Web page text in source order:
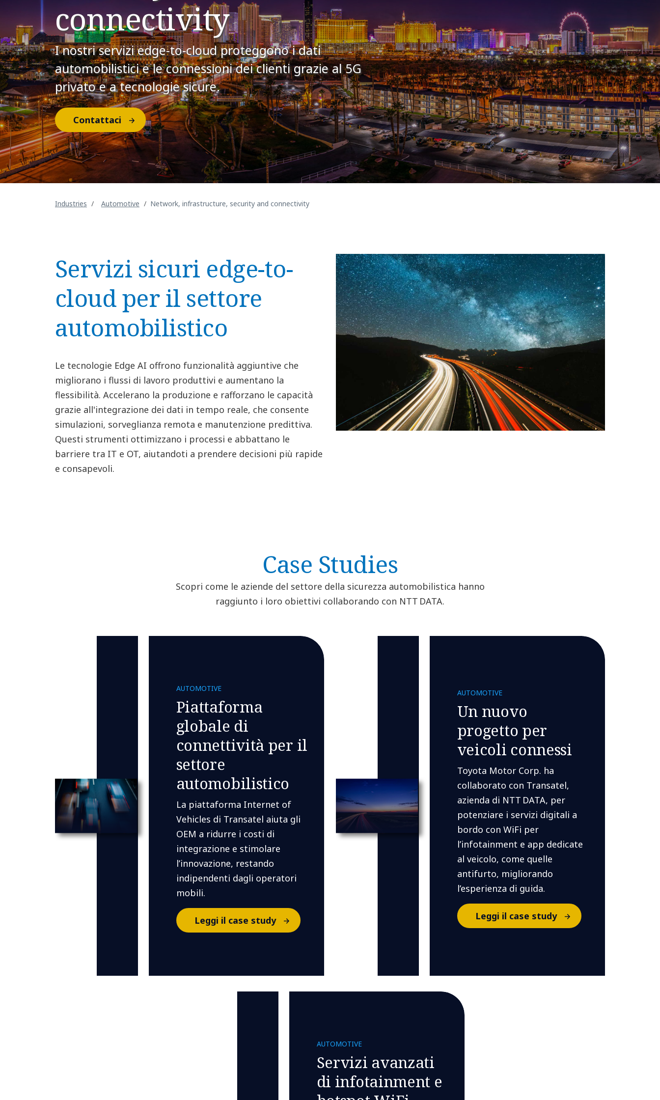
connectivity
I nostri servizi edge-to-cloud proteggono i dati
automobilistici e le connessioni dei clienti grazie al 5G
privato e a tecnologie sicure.
Contattaci
Industries ​Automotive​ ​Network, infrastructure, security and connectivity
Servizi sicuri edge-to-
cloud per il settore
automobilistico
Le tecnologie Edge AI offrono funzionalità aggiuntive che
migliorano i flussi di lavoro produttivi e aumentano la
flessibilità. Accelerano la produzione e rafforzano le capacità
grazie all'integrazione dei dati in tempo reale, che consente
simulazioni, sorveglianza remota e manutenzione predittiva.
Questi strumenti ottimizzano i processi e abbattano le
barriere tra IT e OT, aiutandoti a prendere decisioni più rapide
e consapevoli.
Case Studies
Scopri come le aziende del settore della sicurezza automobilistica hanno
raggiunto i loro obiettivi collaborando con NTT DATA.
​AUTOMOTIVE​
Piattaforma
globale di
connettività per il
settore
automobilistico
La piattaforma Internet of
Vehicles di Transatel aiuta gli
OEM a ridurre i costi di
integrazione e stimolare
l’innovazione, restando
indipendenti dagli operatori
mobili.
Leggi il case study
​AUTOMOTIVE​
Un nuovo
progetto per
veicoli connessi
Toyota Motor Corp. ha
collaborato con Transatel,
azienda di NTT DATA, per
potenziare i servizi digitali a
bordo con WiFi per
l’infotainment e app dedicate
al veicolo, come quelle
antifurto, migliorando
l’esperienza di guida.
Leggi il case study
​AUTOMOTIVE​
Servizi avanzati
di infotainment e